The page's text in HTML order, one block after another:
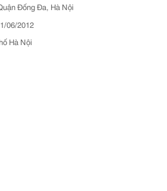
Đống Đa, Hà Nội
06/2012
Hà Nội